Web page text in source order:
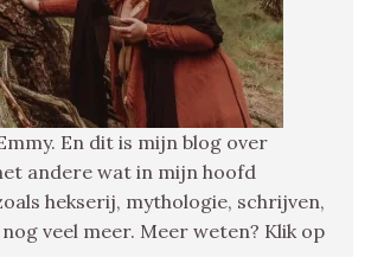
En dit is mijn blog over
andere wat in mijn hoofd
hekserij, mythologie, schrijven,
veel meer. Meer weten? Klik op